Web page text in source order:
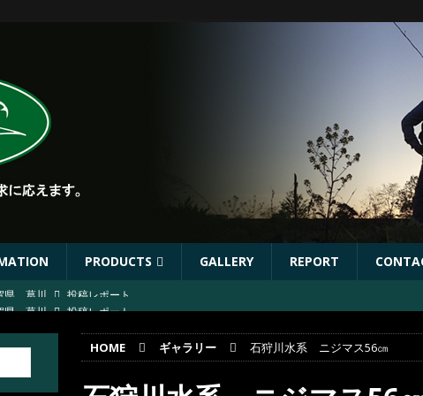
PRODUCTS GALLERY REPORT
県 葛川
投稿レポート
年秋リリース予定商品
お知らせ
投稿レポート
HOME ギャラリー 石狩川水系 ニジマス56㎝